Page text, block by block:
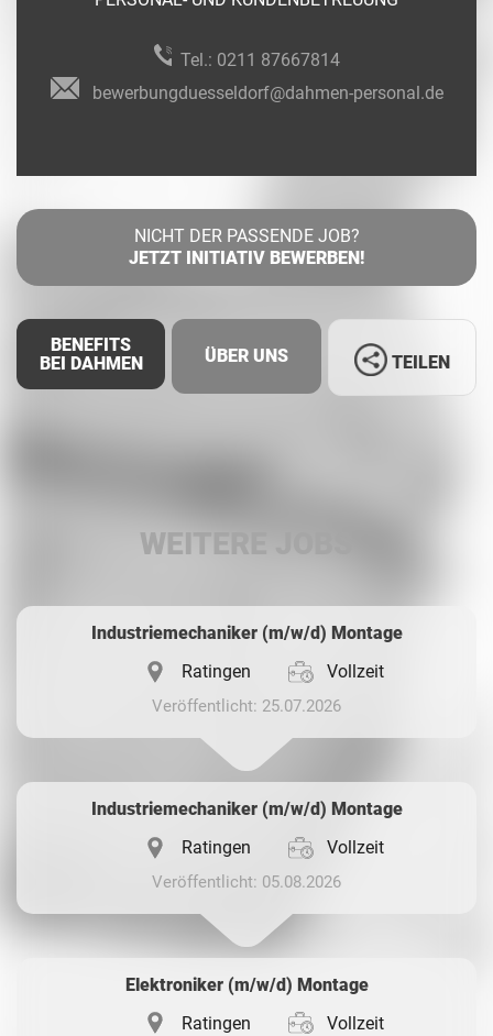
Tel.: 0211 87667814
bewerbungduesseldorf@dahmen-personal.de
NICHT DER PASSENDE JOB?
JETZT INITIATIV BEWERBEN!
BENEFITS
BEI DAHMEN
ÜBER UNS TEILEN
WEITERE JOBS
Industriemechaniker (m/w/d) Montage
Ratingen
Vollzeit
Veröffentlicht: 25.07.2026
Industriemechaniker (m/w/d) Montage
Ratingen
Vollzeit
Veröffentlicht: 05.08.2026
Elektroniker (m/w/d) Montage
Ratingen
Vollzeit